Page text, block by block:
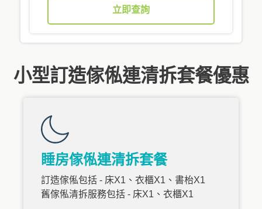
立即查詢
小型訂造傢俬連清拆套餐優惠
睡房傢俬連清拆套餐
訂造傢俬包括 - 床X1、衣櫃X1、書枱X1
舊傢俬清拆服務包括 - 床X1、衣櫃X1